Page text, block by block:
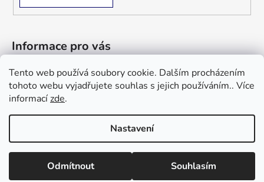
Tento web používá soubory cookie. Dalším procházením
tohoto webu vyjadřujete souhlas s jejich používáním.. Více
informacízde.
Nastavení
Odmítnout Souhlasím
Informace a objednávky : +420 733 101 333, +420 733 526 562
nebo email : gardenimpchyne@gmail.com info@polstare-deky-
Informace pro vás
Jak nakupovat
Obchodní podmínky
Vytvořil Shoptet
Copyright 2026Polštáře deky Billerbeck. Všechna